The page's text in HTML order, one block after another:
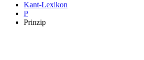
Kant-Lexikon
P
Prinzip